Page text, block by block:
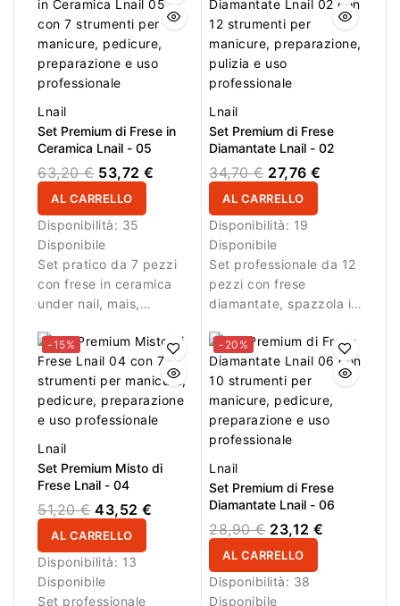
efficace. Ideale per uso
professionale e per la
manutenzione
quotidiana degli
strumenti.
Lnail
Set Premium di Frese in
Ceramica Lnail - 05
63,20 € 53,72 €
AL CARRELLO
Disponibilità: 35
Disponibile
Set pratico da 7 pezzi
con frese in ceramica
under nail, mais,
a una spazzola in nylon
per manicure, pedicure
e preparazione.
Lnail
Set Premium di Frese
Diamantate Lnail - 02
34,70 € 27,76 €
AL CARRELLO
Disponibilità: 19
Disponibile
Set professionale da 12
pezzi con frese
diamantate, spazzola in
silicone per manicure,
preparazione, dettaglio,
pulizia e finitura.
-15%
Lnail
Set Premium Misto di
Frese Lnail - 04
51,20 € 43,52 €
AL CARRELLO
Disponibilità: 13
Disponibile
Set professionale
-20%
Lnail
Set Premium di Frese
Diamantate Lnail - 06
28,90 € 23,12 €
AL CARRELLO
Disponibilità: 38
Disponibile